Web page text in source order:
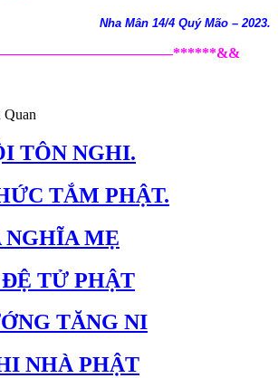
Nha Mân 14/4 Quý Mão – 2023.
TÔN NGHI.
TẮM PHẬT.
NGHĨA MẸ
TỬ PHẬT
TĂNG NI
NHÀ PHẬT